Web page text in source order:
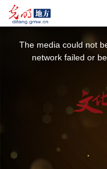
The media could not
network failed or